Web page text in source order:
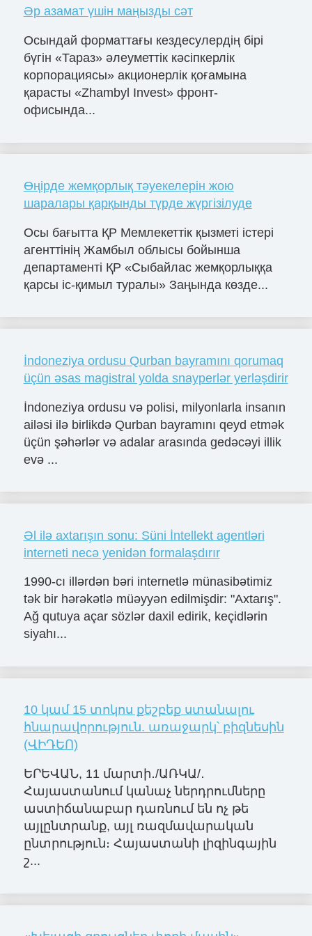
Әр азамат үшін маңызды сәт
Осындай форматтағы кездесулердің бірі
бүгін «Тараз» әлеуметтік кәсіпкерлік
корпорациясы» акционерлік қоғамына
қарасты «Zhambyl Invest» фронт-
офисында...
Өңірде жемқорлық тәуекелерін жою
шаралары қарқынды түрде жүргізілуде
Осы бағытта ҚР Мемлекеттік қызметі істері
агенттінің Жамбыл облысы бойынша
департаменті ҚР «Сыбайлас жемқорлыққа
қарсы іс-қимыл туралы» Заңында көзде...
İndoneziya ordusu Qurban bayramını qorumaq
üçün əsas magistral yolda snayperlər yerləşdirir
İndoneziya ordusu və polisi, milyonlarla insanın
ailəsi ilə birlikdə Qurban bayramını qeyd etmək
üçün şəhərlər və adalar arasında gedəcəyi illik
evə ...
Əl ilə axtarışın sonu: Süni İntellekt agentləri
interneti necə yenidən formalaşdırır
1990-cı illərdən bəri internetlə münasibətimiz
tək bir hərəkətlə müəyyən edilmişdir: "Axtarış".
Ağ qutuya açar sözlər daxil edirik, keçidlərin
siyahı...
10 կամ 15 տոկոս քեշբեք ստանալու
հնարավորություն. առաջարկ՝ բիզնեսին
(ՎԻԴԵՈ)
ԵՐԵՎԱՆ, 11 մարտի․/ԱՌԿԱ/․
Հայաստանում կանաչ ներդրումները
աստիճանաբար դառնում են ոչ թե
այլընտրանք, այլ ռազմավարական
ընտրություն։ Հայաստանի լիզինգային
շ...